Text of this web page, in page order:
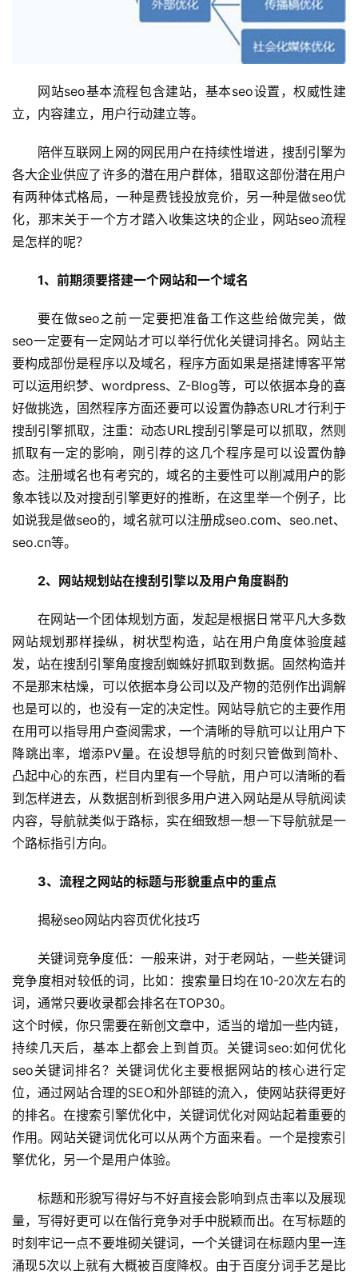
网站seo基本流程包含建站，基本seo设置，权威性建
立，内容建立，用户行动建立等。
陪伴互联网上网的网民用户在持续性增进，搜刮引擎为
各大企业供应了许多的潜在用户群体，猎取这部份潜在用户
有两种体式格局，一种是费钱投放竞价，另一种是做seo优
化，那末关于一个方才踏入收集这块的企业，网站seo流程
是怎样的呢？
1、前期须要搭建一个网站和一个域名
要在做seo之前一定要把准备工作这些给做完美，做
seo一定要有一定网站才可以举行优化关键词排名。网站主
要构成部份是程序以及域名，程序方面如果是搭建博客平常
可以运用织梦、wordpress、Z-Blog等，可以依据本身的喜
好做挑选，固然程序方面还要可以设置伪静态URL才行利于
搜刮引擎抓取，注重：动态URL搜刮引擎是可以抓取，然则
抓取有一定的影响，刚引荐的这几个程序是可以设置伪静
态。注册域名也有考究的，域名的主要性可以削减用户的影
象本钱以及对搜刮引擎更好的推断，在这里举一个例子，比
如说我是做seo的，域名就可以注册成seo.com、seo.net、
seo.cn等。
2、网站规划站在搜刮引擎以及用户角度斟酌
在网站一个团体规划方面，发起是根据日常平凡大多数
网站规划那样操纵，树状型构造，站在用户角度体验度越
发，站在搜刮引擎角度搜刮蜘蛛好抓取到数据。固然构造并
不是那末枯燥，可以依据本身公司以及产物的范例作出调解
也是可以的，也没有一定的决定性。网站导航它的主要作用
在用可以指导用户查阅需求，一个清晰的导航可以让用户下
降跳出率，增添PV量。在设想导航的时刻只管做到简朴、
凸起中心的东西，栏目内里有一个导航，用户可以清晰的看
到怎样进去，从数据剖析到很多用户进入网站是从导航阅读
内容，导航就类似于路标，实在细致想一想一下导航就是一
个路标指引方向。
3、流程之网站的标题与形貌重点中的重点
揭秘seo网站内容页优化技巧
关键词竞争度低：一般来讲，对于老网站，一些关键词
竞争度相对较低的词，比如：搜索量日均在10-20次左右的
词，通常只要收录都会排名在TOP30。
这个时候，你只需要在新创文章中，适当的增加一些内链，
持续几天后，基本上都会上到首页。关键词seo:如何优化
seo关键词排名？关键词优化主要根据网站的核心进行定
位，通过网站合理的SEO和外部链的流入，使网站获得更好
的排名。在搜索引擎优化中，关键词优化对网站起着重要的
作用。网站关键词优化可以从两个方面来看。一个是搜索引
擎优化，另一个是用户体验。
标题和形貌写得好与不好直接会影响到点击率以及展现
量，写得好更可以在偕行竞争对手中脱颖而出。在写标题的
时刻牢记一点不要堆砌关键词，一个关键词在标题内里一连
涌现5次以上就有大概被百度降权。由于百度分词手艺是比